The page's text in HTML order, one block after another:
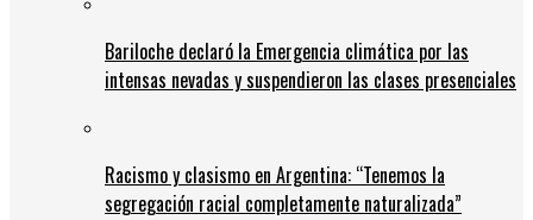
Bariloche declaró la Emergencia climática por las
intensas nevadas y suspendieron las clases presenciales
Racismo y clasismo en Argentina: “Tenemos la
segregación racial completamente naturalizada”